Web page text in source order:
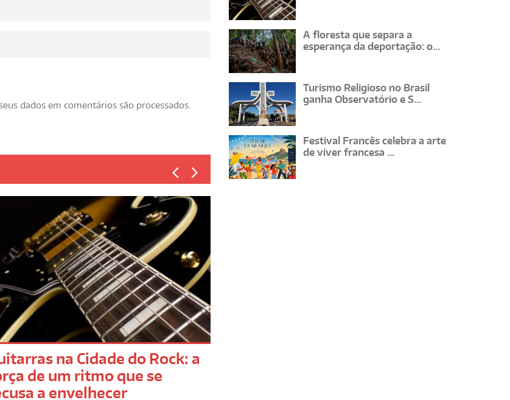
dados em comentários são processados
na Cidade do Rock: a
de um ritmo que se
a envelhecer
A floresta que separa a
esperança da deportação: o...
Turismo Religioso no Brasil
ganha Observatório e S...
Festival Francês celebra a arte
de viver francesa ...